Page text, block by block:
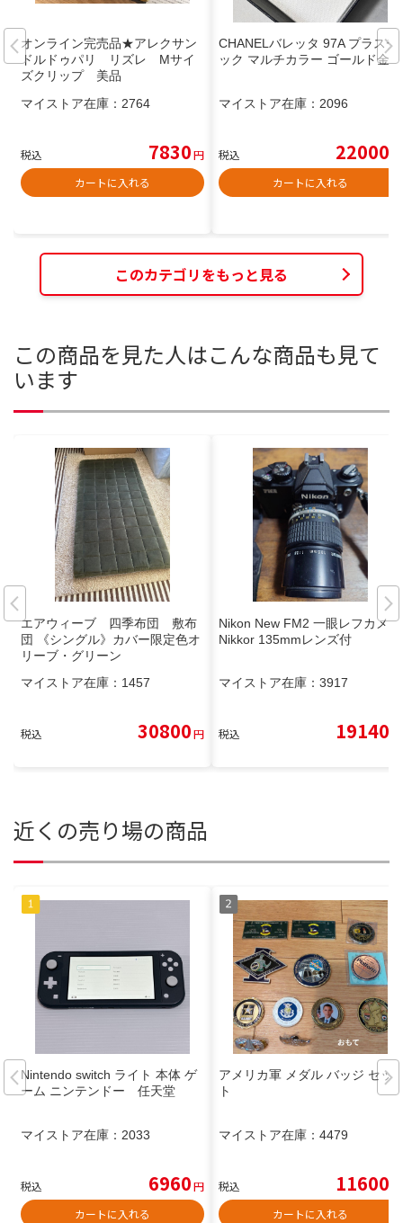
オンライン完売品★アレクサン
ドルドゥパリ リズレ Mサイ
ズクリップ 美品
マイストア在庫： 2764
税込 7830円
カートに入れる
CHANELバレッタ 97A プラスチ
ック マルチカラー ゴールド金
マイストア在庫： 2096
税込 22000
カートに入れる
このカテゴリをもっと見る
この商品を見た人はこんな商品も見て
います
エアウィーブ 四季布団 敷布
団 《シングル》カバー限定色オ
リーブ・グリーン
マイストア在庫： 1457
税込 30800円
Nikon New FM2 一眼レフカメラ
Nikkor 135mmレンズ付
マイストア在庫： 3917
税込 19140
近くの売り場の商品
Nintendo switch ライト 本体 ゲ
ーム ニンテンドー 任天堂
マイストア在庫： 2033
税込 6960円
カートに入れる
アメリカ軍 メダル バッジ セッ
ト
マイストア在庫： 4479
税込 11600
カートに入れる